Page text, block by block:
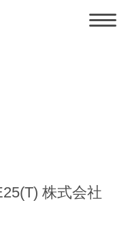
株式会社